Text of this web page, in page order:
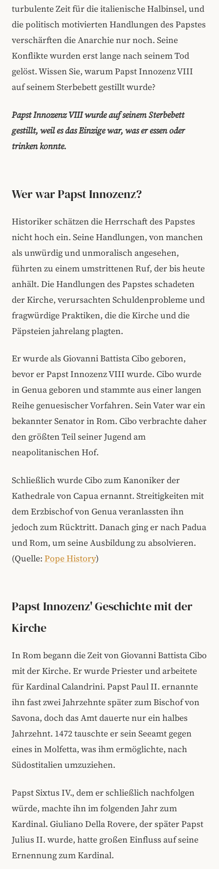
turbulente Zeit für die italienische Halbinsel, und
die politisch motivierten Handlungen des Papstes
verschärften die Anarchie nur noch. Seine
Konflikte wurden erst lange nach seinem Tod
gelöst. Wissen Sie, warum Papst Innozenz VIII
auf seinem Sterbebett gestillt wurde?
Papst Innozenz VIII wurde auf seinem Sterbebett
gestillt, weil es das Einzige war, was er essen oder
trinken konnte.
Wer war Papst Innozenz?
Historiker schätzen die Herrschaft des Papstes
nicht hoch ein. Seine Handlungen, von manchen
als unwürdig und unmoralisch angesehen,
führten zu einem umstrittenen Ruf, der bis heute
anhält. Die Handlungen des Papstes schadeten
der Kirche, verursachten Schuldenprobleme und
fragwürdige Praktiken, die die Kirche und die
Päpsteien jahrelang plagten.
Er wurde als Giovanni Battista Cibo geboren,
bevor er Papst Innozenz VIII wurde. Cibo wurde
in Genua geboren und stammte aus einer langen
Reihe genuesischer Vorfahren. Sein Vater war ein
bekannter Senator in Rom. Cibo verbrachte daher
den größten Teil seiner Jugend am
neapolitanischen Hof.
Schließlich wurde Cibo zum Kanoniker der
Kathedrale von Capua ernannt. Streitigkeiten mit
dem Erzbischof von Genua veranlassten ihn
jedoch zum Rücktritt. Danach ging er nach Padua
und Rom, um seine Ausbildung zu absolvieren.
(Quelle: Pope History)
Papst Innozenz' Geschichte mit der
Kirche
In Rom begann die Zeit von Giovanni Battista Cibo
mit der Kirche. Er wurde Priester und arbeitete
für Kardinal Calandrini. Papst Paul II. ernannte
ihn fast zwei Jahrzehnte später zum Bischof von
Savona, doch das Amt dauerte nur ein halbes
Jahrzehnt. 1472 tauschte er sein Seeamt gegen
eines in Molfetta, was ihm ermöglichte, nach
Südostitalien umzuziehen.
Papst Sixtus IV., dem er schließlich nachfolgen
würde, machte ihn im folgenden Jahr zum
Kardinal. Giuliano Della Rovere, der später Papst
Julius II. wurde, hatte großen Einfluss auf seine
Ernennung zum Kardinal.